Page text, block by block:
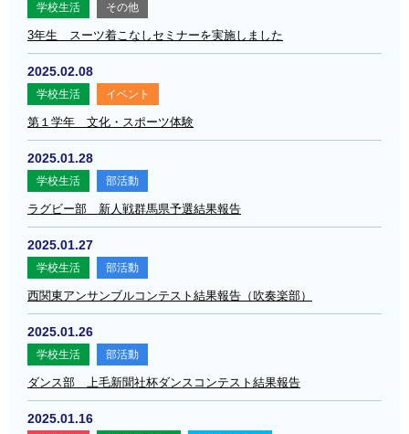
学校生活 その他
3年生 スーツ着こなしセミナーを実施しました
2025.02.08
学校生活 イベント
第１学年 文化・スポーツ体験
2025.01.28
学校生活 部活動
ラグビー部 新人戦群馬県予選結果報告
2025.01.27
学校生活 部活動
西関東アンサンブルコンテスト結果報告（吹奏楽部）
2025.01.26
学校生活 部活動
ダンス部 上毛新聞社杯ダンスコンテスト結果報告
2025.01.16